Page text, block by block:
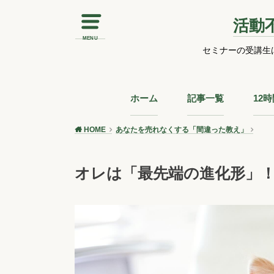
MENU
活動
セミナーの受講
ホーム 記事一覧 12
HOME あなたを売れなくする「間違った教え」
オレは「最先端の進化形」